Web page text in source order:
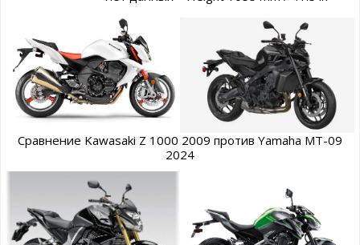
Сравнение Kawasaki Z 1000 2009 против Yamaha MT-09
2024